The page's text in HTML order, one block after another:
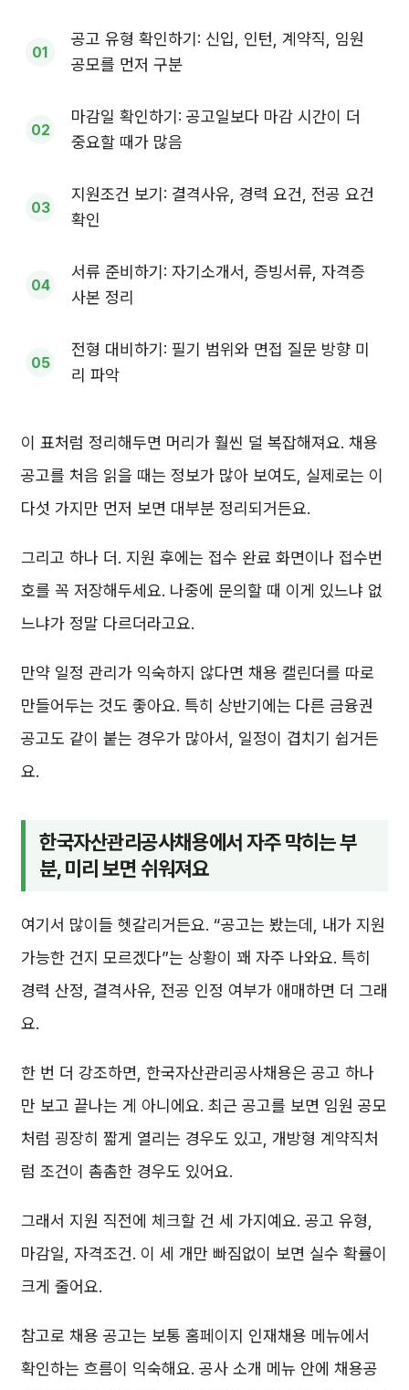
공고 유형 확인하기: 신입, 인턴, 계약직, 임원
공모를 먼저 구분
마감일 확인하기: 공고일보다 마감 시간이 더
중요할 때가 많음
지원조건 보기: 결격사유, 경력 요건, 전공 요건
확인
서류 준비하기: 자기소개서, 증빙서류, 자격증
사본 정리
전형 대비하기: 필기 범위와 면접 질문 방향 미
리 파악
이 표처럼 정리해두면 머리가 훨씬 덜 복잡해져요. 채용
공고를 처음 읽을 때는 정보가 많아 보여도, 실제로는 이
다섯 가지만 먼저 보면 대부분 정리되거든요.
그리고 하나 더. 지원 후에는 접수 완료 화면이나 접수번
호를 꼭 저장해두세요. 나중에 문의할 때 이게 있느냐 없
느냐가 정말 다르더라고요.
만약 일정 관리가 익숙하지 않다면 채용 캘린더를 따로
만들어두는 것도 좋아요. 특히 상반기에는 다른 금융권
공고도 같이 붙는 경우가 많아서, 일정이 겹치기 쉽거든
요.
한국자산관리공사채용에서 자주 막히는 부
분, 미리 보면 쉬워져요
여기서 많이들 헷갈리거든요. “공고는 봤는데, 내가 지원
가능한 건지 모르겠다”는 상황이 꽤 자주 나와요. 특히
경력 산정, 결격사유, 전공 인정 여부가 애매하면 더 그래
요.
한 번 더 강조하면, 한국자산관리공사채용은 공고 하나
만 보고 끝나는 게 아니에요. 최근 공고를 보면 임원 공모
처럼 굉장히 짧게 열리는 경우도 있고, 개방형 계약직처
럼 조건이 촘촘한 경우도 있어요.
그래서 지원 직전에 체크할 건 세 가지예요. 공고 유형,
마감일, 자격조건. 이 세 개만 빠짐없이 보면 실수 확률이
크게 줄어요.
참고로 채용 공고는 보통 홈페이지 인재채용 메뉴에서
확인하는 흐름이 익숙해요. 공사 소개 메뉴 안에 채용공